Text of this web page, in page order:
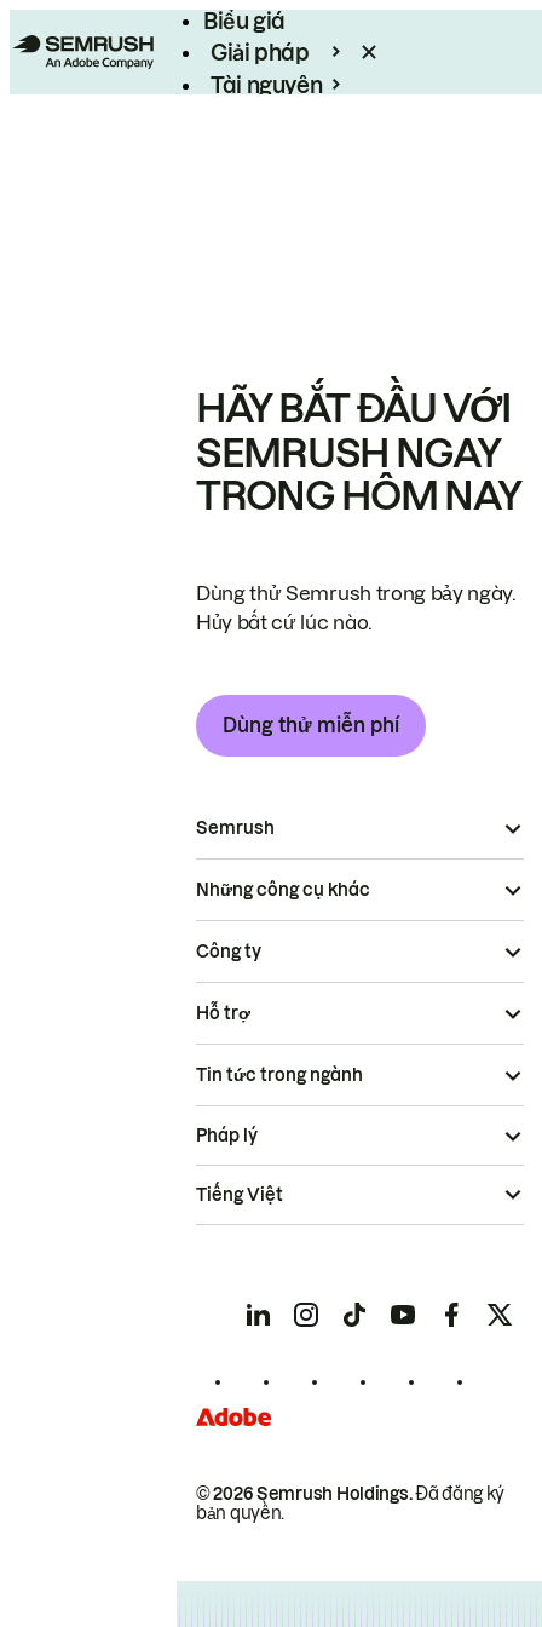
Biểu giá
Giải pháp
Tài nguyên
HÃY BẮT ĐẦU VỚI
SEMRUSH NGAY
TRONG HÔM NAY
Dùng thử Semrush trong bảy ngày.
Hủy bất cứ lúc nào.
Dùng thử miễn phí
Semrush
Những công cụ khác
Công ty
Hỗ trợ
Tin tức trong ngành
© 2026 Semrush Holdings.Đã đăng ký
bản quyền.
Pháp lý
Tiếng Việt